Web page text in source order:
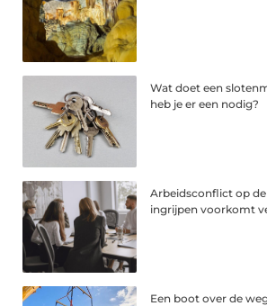
Wat doet een
heb je er een nodig?
Arbeidsconflict op
ingrijpen voorkomt
Een boot over de